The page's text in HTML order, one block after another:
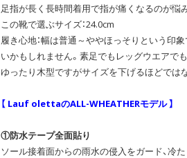
足指が長く長時間着用で指が痛くなるのが悩
この靴で選ぶサイズ：24.0cm
履き心地：幅は普通～ややほっそりという印
いかもしれません。素足でもレッグウエアで
ゆったり木型ですがサイズを下げるほどでは
【 Lauf olettaのALL-WHEATHERモデル 】
①防水テープ全面貼り
ソール接着面からの雨水の侵入をガード、冷